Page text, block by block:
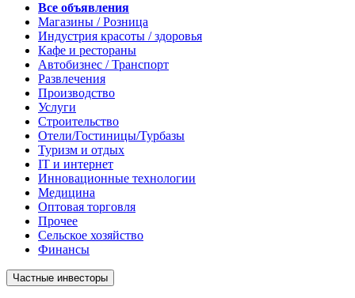
Все объявления
Магазины / Розница
Индустрия красоты / здоровья
Кафе и рестораны
Автобизнес / Транспорт
Развлечения
Производство
Услуги
Строительство
Отели/Гостиницы/Турбазы
Туризм и отдых
IT и интернет
Инновационные технологии
Медицина
Оптовая торговля
Прочее
Сельское хозяйство
Финансы
Частные инвесторы